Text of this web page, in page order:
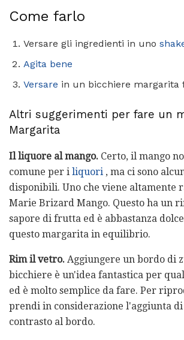
Come farlo
Versare gli ingredienti in uno
Agita bene
Versare in un bicchiere margarita
Altri suggerimenti per fare un
Margarita
Il liquore al mango. Certo, il mango
comune per i liquori , ma ci sono
disponibili. Uno che viene altamente
Marie Brizard Mango. Questo ha un
sapore di frutta ed è abbastanza
questo margarita in equilibrio.
Rim il vetro. Aggiungere un bordo di
bicchiere è un'idea fantastica per
ed è molto semplice da fare. Per
prendi in considerazione l'aggiunta
contrasto al bordo.